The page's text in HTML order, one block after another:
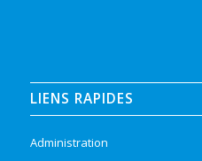
LIENS RAPIDES
Administration